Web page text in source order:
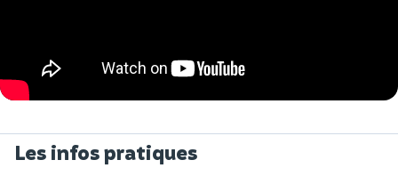
Les infos pratiques